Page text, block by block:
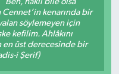
kenarında bir
söylemeyen için
kefilim. Ahlâkını
en üst derecesinde bir
i Şerif)